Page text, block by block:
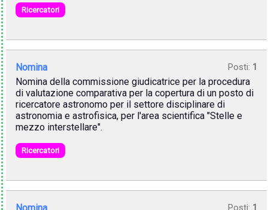
Ricercatori
Nomina Posti: 1
Nomina della commissione giudicatrice per la procedura
di valutazione comparativa per la copertura di un posto di
ricercatore astronomo per il settore disciplinare di
astronomia e astrofisica, per l'area scientifica "Stelle e
mezzo interstellare".
Ricercatori
Posti: 1